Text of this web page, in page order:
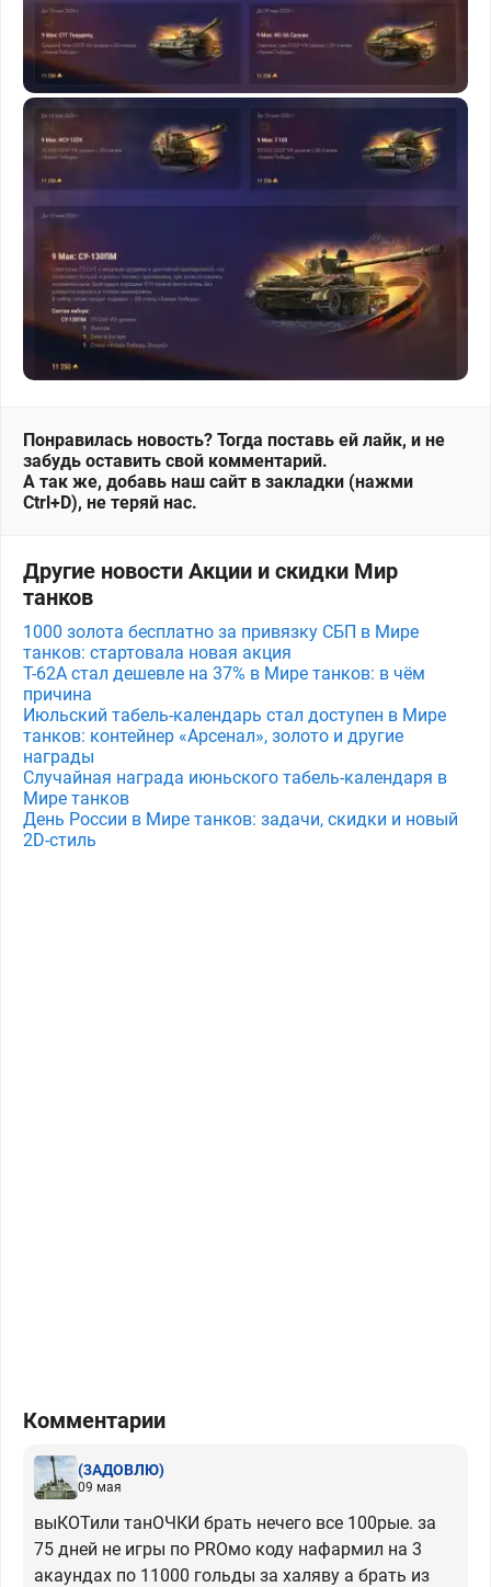
Понравилась новость? Тогда поставь ей лайк, и не
забудь оставить свой комментарий.
А так же, добавь наш сайт в закладки (нажми
Ctrl+D), не теряй нас.
Другие новости Акции и скидки Мир
танков
1000 золота бесплатно за привязку СБП в Мире
танков: стартовала новая акция
Т-62А стал дешевле на 37% в Мире танков: в чём
причина
Июльский табель-календарь стал доступен в Мире
танков: контейнер «Арсенал», золото и другие
награды
Случайная награда июньского табель-календаря в
Мире танков
День России в Мире танков: задачи, скидки и новый
2D-стиль
Комментарии
(3AДOВЛЮ)
09 мая
выКОТили танОЧКИ брать нечего все 100рые. за
75 дней не игры по PROмо коду нафармил на 3
акаундах по 11000 гольды за халяву а брать из